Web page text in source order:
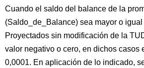
Cuando el saldo del balance de la
(Saldo_de_Balance) sea mayor o
Proyectados sin modificación de la
valor negativo o cero, en dichos casos
0,0001. En aplicación de lo indicado,